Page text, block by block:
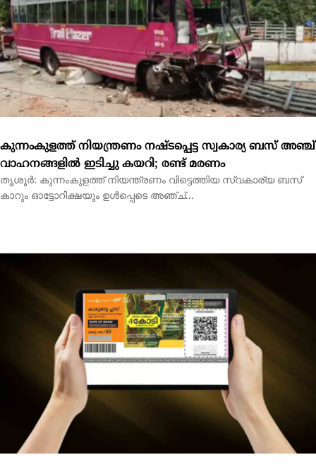
കുന്നംകുളത്ത് നിയന്ത്രണം നഷ്ടപ്പെട്ട സ്വകാര്യ ബസ് അഞ്ച്
വാഹനങ്ങളിൽ ഇടിച്ചു കയറി; രണ്ട് മരണം
തൃശൂർ: കുന്നംകുളത്ത് നിയന്ത്രണം വിട്ടെത്തിയ സ്വകാര്യ ബസ്
കാറും ഓട്ടോറിക്ഷയും ഉൾപ്പെടെ അഞ്ച്...
ഒരു കോടിയുടെ ഭാഗ്യശാലി ആര്?; കാരുണ്യ പ്ലസ് ലോട്ടറി
ഫലം പ്രഖ്യാപിച്ചു
തിരുവനന്തപുരം: സംസ്ഥാന ഭാഗ്യക്കുറി വകുപ്പിന്റെ കാരുണ്യ
പ്ലസ് ലോട്ടറി ഫലം പ്രഖ്യാപിച്ചു. PL 335769...